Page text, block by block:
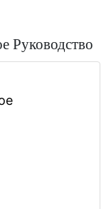
Руководство